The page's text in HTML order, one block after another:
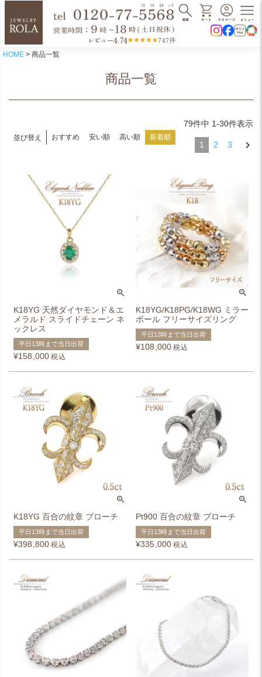
レビュー4.74 747件
HOME 商品一覧
商品一覧
並び替え おすすめ 安い順 高い順 新着順
79件中 1-30件表示
1 2 3
K18YG 天然ダイヤモンド＆エ
メラルド スライドチェーン ネ
ックレス
平日13時まで当日出荷
¥158,000 税込
K18YG/K18PG/K18WG ミラー
ボール フリーサイズリング
平日13時まで当日出荷
¥108,000 税込
K18YG 百合の紋章 ブローチ
平日13時まで当日出荷
¥398,800 税込
Pt900 百合の紋章 ブローチ
平日13時まで当日出荷
¥335,000 税込